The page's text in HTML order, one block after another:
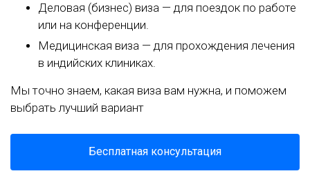
Деловая (бизнес) виза — для поездок по работе
или на конференции.
Медицинская виза — для прохождения лечения
в индийских клиниках.
Мы точно знаем, какая виза вам нужна, и поможем
выбрать лучший вариант
Бесплатная консультация